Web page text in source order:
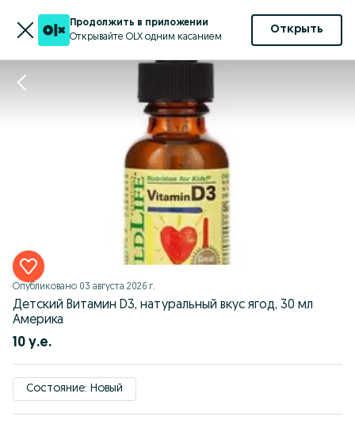
Продолжить в приложении
Открывайте OLX одним касанием
Открыть
Опубликовано 03 августа 2026 г.
Детский Витамин D3, натуральный вкус ягод, 30 мл
Америка
10 у.е.
Состояние: Новый